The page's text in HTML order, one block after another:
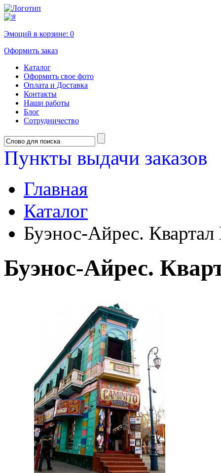
Эмоций в корзине: 0
Оформить заказ
Каталог
Оформить свое фото
Оплата и Доставка
Контакты
Наши работы
Блог
Сотрудничество
Пункты выдачи заказов
Главная
Каталог
Буэнос-Айрес. Квартал
Буэнос-Айрес.